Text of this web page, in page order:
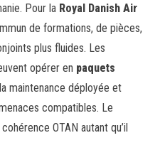
Pour la Royal Danish Air
de formations, de pièces,
plus fluides. Les
opérer en paquets
maintenance déployée et
compatibles. Le
OTAN autant qu’il